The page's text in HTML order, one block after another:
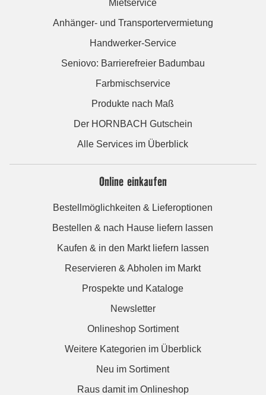
Mietservice
Anhänger- und Transportervermietung
Handwerker-Service
Seniovo: Barrierefreier Badumbau
Farbmischservice
Produkte nach Maß
Der HORNBACH Gutschein
Alle Services im Überblick
Online einkaufen
Bestellmöglichkeiten & Lieferoptionen
Bestellen & nach Hause liefern lassen
Kaufen & in den Markt liefern lassen
Reservieren & Abholen im Markt
Prospekte und Kataloge
Newsletter
Onlineshop Sortiment
Weitere Kategorien im Überblick
Neu im Sortiment
Raus damit im Onlineshop